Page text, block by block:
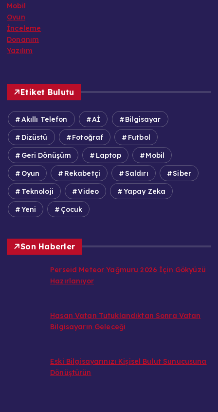
Mobil
Oyun
İnceleme
Donanım
Yazılım
Etiket Bulutu
Akıllı Telefon Aİ Bilgisayar
Dizüstü Fotoğraf Futbol
Geri Dönüşüm Laptop Mobil
Oyun Rekabetçi Saldırı Siber
Teknoloji Video Yapay Zeka
Yeni Çocuk
Son Haberler
Perseid Meteor Yağmuru 2026 İçin Gökyüzü
Hazırlanıyor
Hasan Vatan Tutuklandıktan Sonra Vatan
Bilgisayarın Geleceği
Eski Bilgisayarınızı Kişisel Bulut Sunucusuna
Dönüştürün